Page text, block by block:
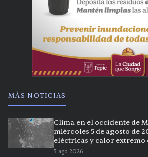
MÁS NOTICIAS
Clima en el occidente de
miércoles 5 de agosto de
eléctricas y calor extremo
5 ago 2026